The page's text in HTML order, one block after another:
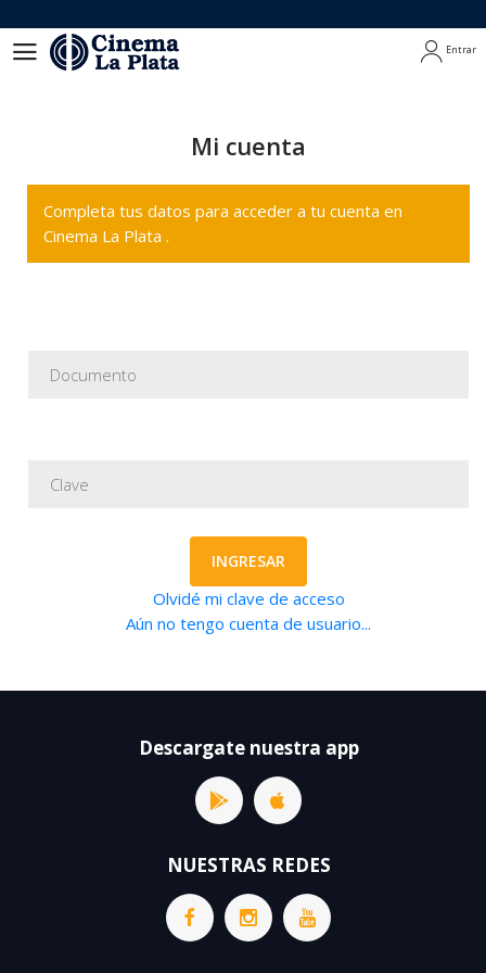
Entrar
Mi cuenta
Completa tus datos para acceder a tu cuenta en
Cinema La Plata .
INGRESAR
Olvidé mi clave de acceso
Aún no tengo cuenta de usuario...
Descargate nuestra app
NUESTRAS REDES